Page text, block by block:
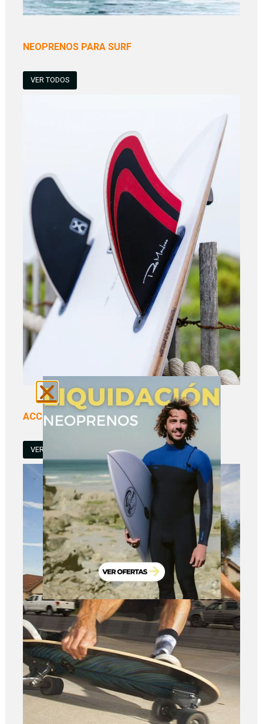
NEOPRENOS PARA SURF
VER TODOS
ACCESORIOS DE SURF
VER TODOS